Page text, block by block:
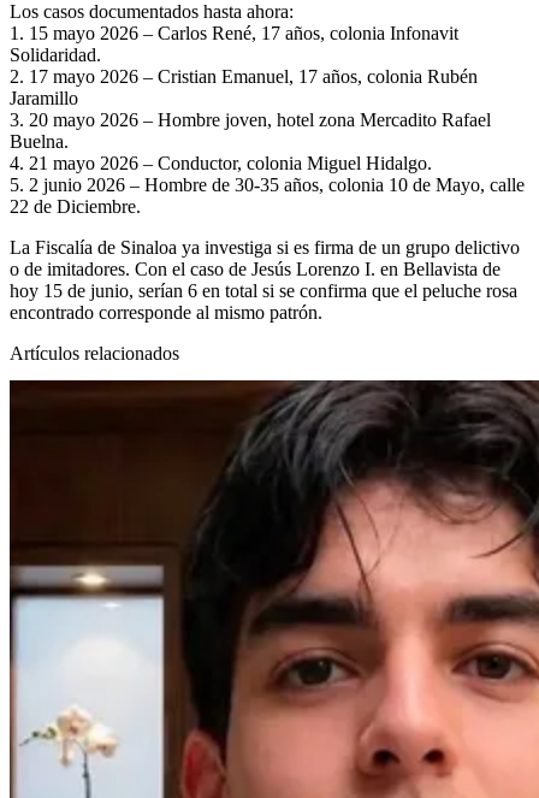
Los casos documentados hasta ahora:
1. 15 mayo 2026 – Carlos René, 17 años, colonia Infonavit
Solidaridad.
2. 17 mayo 2026 – Cristian Emanuel, 17 años, colonia Rubén
Jaramillo
3. 20 mayo 2026 – Hombre joven, hotel zona Mercadito Rafael
Buelna.
4. 21 mayo 2026 – Conductor, colonia Miguel Hidalgo.
5. 2 junio 2026 – Hombre de 30-35 años, colonia 10 de Mayo, calle
22 de Diciembre.
La Fiscalía de Sinaloa ya investiga si es firma de un grupo delictivo
o de imitadores. Con el caso de Jesús Lorenzo I. en Bellavista de
hoy 15 de junio, serían 6 en total si se confirma que el peluche rosa
encontrado corresponde al mismo patrón.
Artículos relacionados